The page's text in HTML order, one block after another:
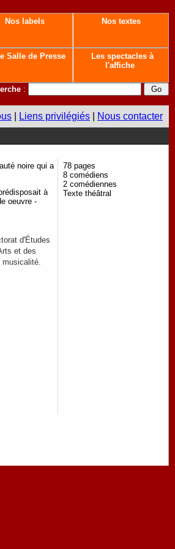
Nos labels Nos textes
Salle de Presse
Les spectacles à
l'affiche
:
Liens privilégiés Nous contacter
noire qui a
à
oeuvre -
d'Études
et des
78 pages
8 comédiens
2 comédiennes
Texte théâtral